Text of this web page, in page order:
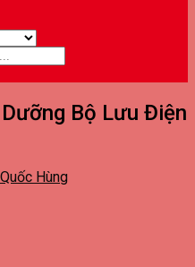
Bộ Lưu Điện
Hùng